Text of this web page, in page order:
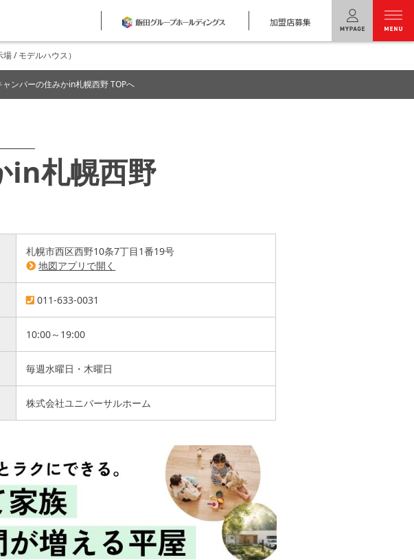
加盟店募集
ユニバーサルホームの特長
テクノロジー
モデルハウス検索・見学予約
お問い合わせ
/ モデルハウス）
ャンパーの住みかin札幌西野 TOPへ
in札幌西野
札幌市西区西野10条7丁目1番19号
地図アプリで開く
011-633-0031
10:00～19:00
毎週水曜日・木曜日
株式会社ユニバーサルホーム